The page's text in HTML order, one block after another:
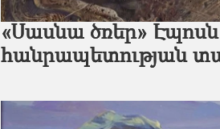
«Սասնա ծռեր»
հանրապետության